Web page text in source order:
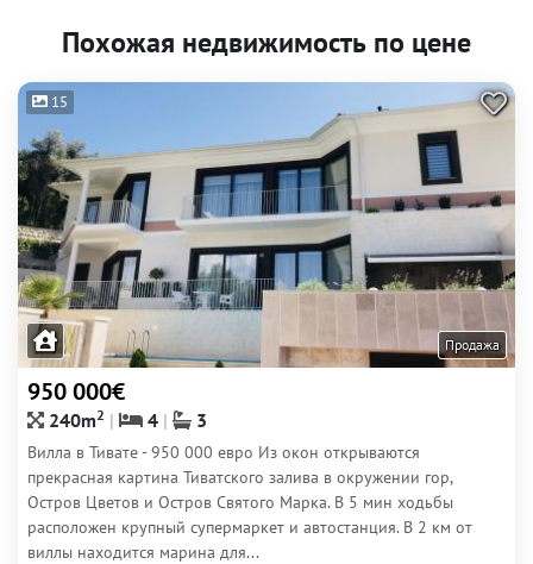
Похожая недвижимость по цене
15
Продажа
950 000€
240m2 4 3
Вилла в Тивате - 950 000 евро Из окон открываются
прекрасная картина Тиватского залива в окружении гор,
Остров Цветов и Остров Святого Марка. В 5 мин ходьбы
расположен крупный супермаркет и автостанция. В 2 км от
виллы находится марина для...